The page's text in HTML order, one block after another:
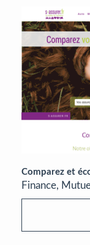
Comparez et
Finance,